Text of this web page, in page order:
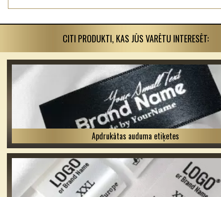
CITI PRODUKTI, KAS JŪS VARĒTU INTERESĒT:
Apdrukātas auduma etiķetes